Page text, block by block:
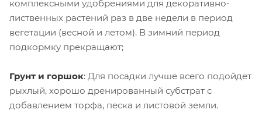
комплексными удобрениями для декоративно-
лиственных растений раз в две недели в период
вегетации (весной и летом). В зимний период
подкормку прекращают;
Грунт и горшок: Для посадки лучше всего подойдет
рыхлый, хорошо дренированный субстрат с
добавлением торфа, песка и листовой земли.